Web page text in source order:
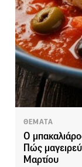
ΘΕΜΑΤΑ
Ο
Πώς
Μαρτίου